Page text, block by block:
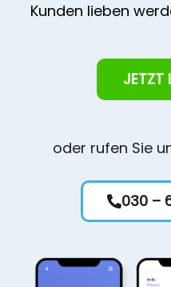
Kunden lieben
JETZT
oder rufen Sie
030 –